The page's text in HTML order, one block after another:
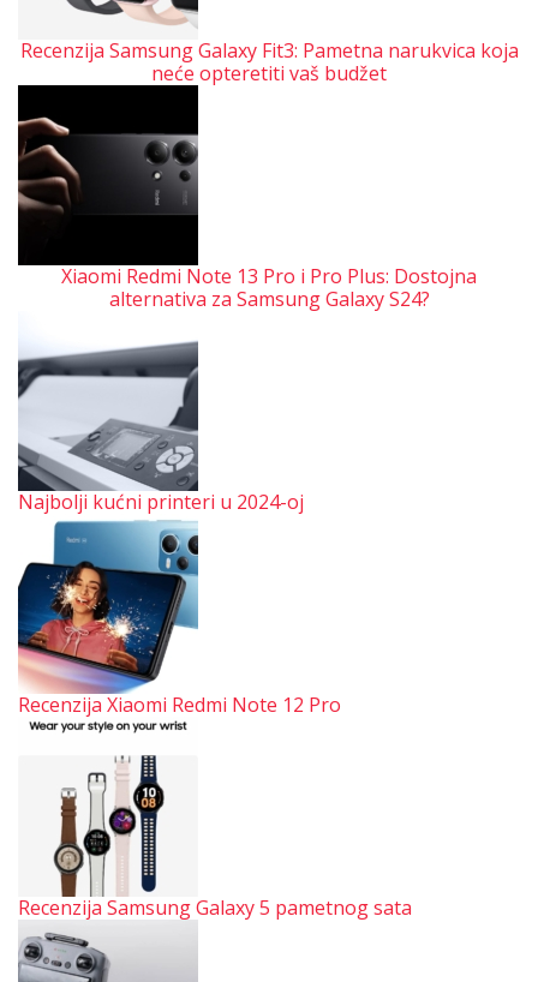
Recenzija Samsung Galaxy Fit3: Pametna narukvica koja
neće opteretiti vaš budžet
Xiaomi Redmi Note 13 Pro i Pro Plus: Dostojna
alternativa za Samsung Galaxy S24?
Najbolji kućni printeri u 2024-oj
Recenzija Xiaomi Redmi Note 12 Pro
Recenzija Samsung Galaxy 5 pametnog sata